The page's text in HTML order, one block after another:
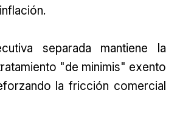
separada mantiene la
"de minimis" exento
la fricción comercial